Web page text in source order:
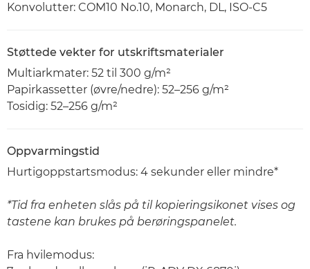
Konvolutter: COM10 No.10, Monarch, DL, ISO-C5
Støttede vekter for utskriftsmaterialer
Multiarkmater: 52 til 300 g/m²
Papirkassetter (øvre/nedre): 52–256 g/m²
Tosidig: 52–256 g/m²
Oppvarmingstid
Hurtigoppstartsmodus: 4 sekunder eller mindre*
*Tid fra enheten slås på til kopieringsikonet vises og
tastene kan brukes på berøringspanelet.
Fra hvilemodus: